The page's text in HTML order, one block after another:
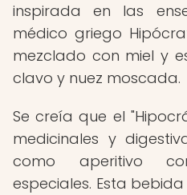
inspirada en las
médico griego
mezclado con miel y
clavo y nuez moscada.
Se creía que el
medicinales y
como aperitivo
especiales. Esta